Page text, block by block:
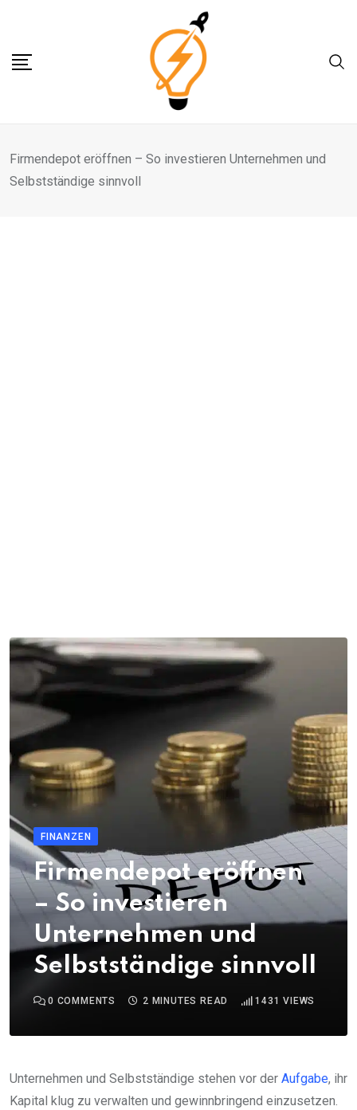
content
Firmendepot eröffnen – So investieren Unternehmen und
Selbstständige sinnvoll
FINANZEN
Firmendepot eröffnen
– So investieren
Unternehmen und
Selbstständige sinnvoll
0 COMMENTS 2 MINUTES READ 1431 VIEWS
Unternehmen und Selbstständige stehen vor der Aufgabe, ihr
Kapital klug zu verwalten und gewinnbringend einzusetzen.